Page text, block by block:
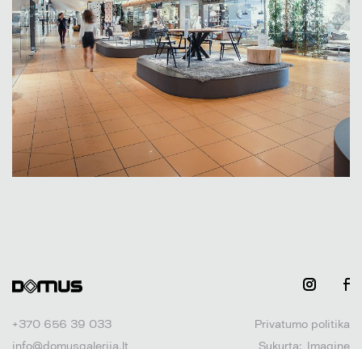
+370 656 39 033
info@domusgalerija.lt
Privatumo politika
Sukurta: Imagine